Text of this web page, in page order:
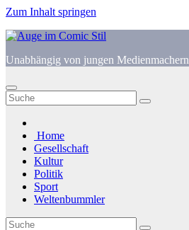
Zum Inhalt springen
Unabhängig von jungen Medienmachern
Home
Gesellschaft
Kultur
Politik
Sport
Weltenbummler